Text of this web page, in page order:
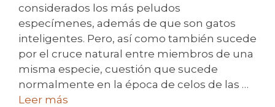
considerados los más peludos
especímenes, además de que son gatos
inteligentes. Pero, así como también sucede
por el cruce natural entre miembros de una
misma especie, cuestión que sucede
normalmente en la época de celos de las …
Leer más